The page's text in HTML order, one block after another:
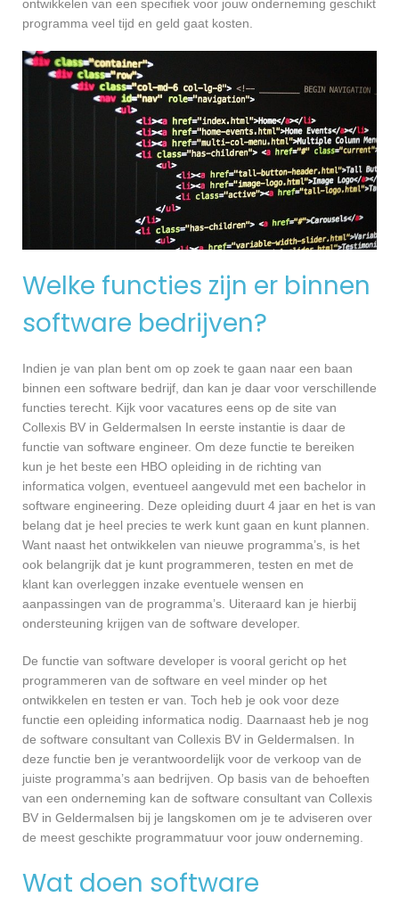
ontwikkelen van een specifiek voor jouw onderneming geschikt
programma veel tijd en geld gaat kosten.
Welke functies zijn er binnen
software bedrijven?
Indien je van plan bent om op zoek te gaan naar een baan
binnen een software bedrijf, dan kan je daar voor verschillende
functies terecht. Kijk voor vacatures eens op de site van
Collexis BV in Geldermalsen In eerste instantie is daar de
functie van software engineer. Om deze functie te bereiken
kun je het beste een HBO opleiding in de richting van
informatica volgen, eventueel aangevuld met een bachelor in
software engineering. Deze opleiding duurt 4 jaar en het is van
belang dat je heel precies te werk kunt gaan en kunt plannen.
Want naast het ontwikkelen van nieuwe programma’s, is het
ook belangrijk dat je kunt programmeren, testen en met de
klant kan overleggen inzake eventuele wensen en
aanpassingen van de programma’s. Uiteraard kan je hierbij
ondersteuning krijgen van de software developer.
De functie van software developer is vooral gericht op het
programmeren van de software en veel minder op het
ontwikkelen en testen er van. Toch heb je ook voor deze
functie een opleiding informatica nodig. Daarnaast heb je nog
de software consultant van Collexis BV in Geldermalsen. In
deze functie ben je verantwoordelijk voor de verkoop van de
juiste programma’s aan bedrijven. Op basis van de behoeften
van een onderneming kan de software consultant van Collexis
BV in Geldermalsen bij je langskomen om je te adviseren over
de meest geschikte programmatuur voor jouw onderneming.
Wat doen software